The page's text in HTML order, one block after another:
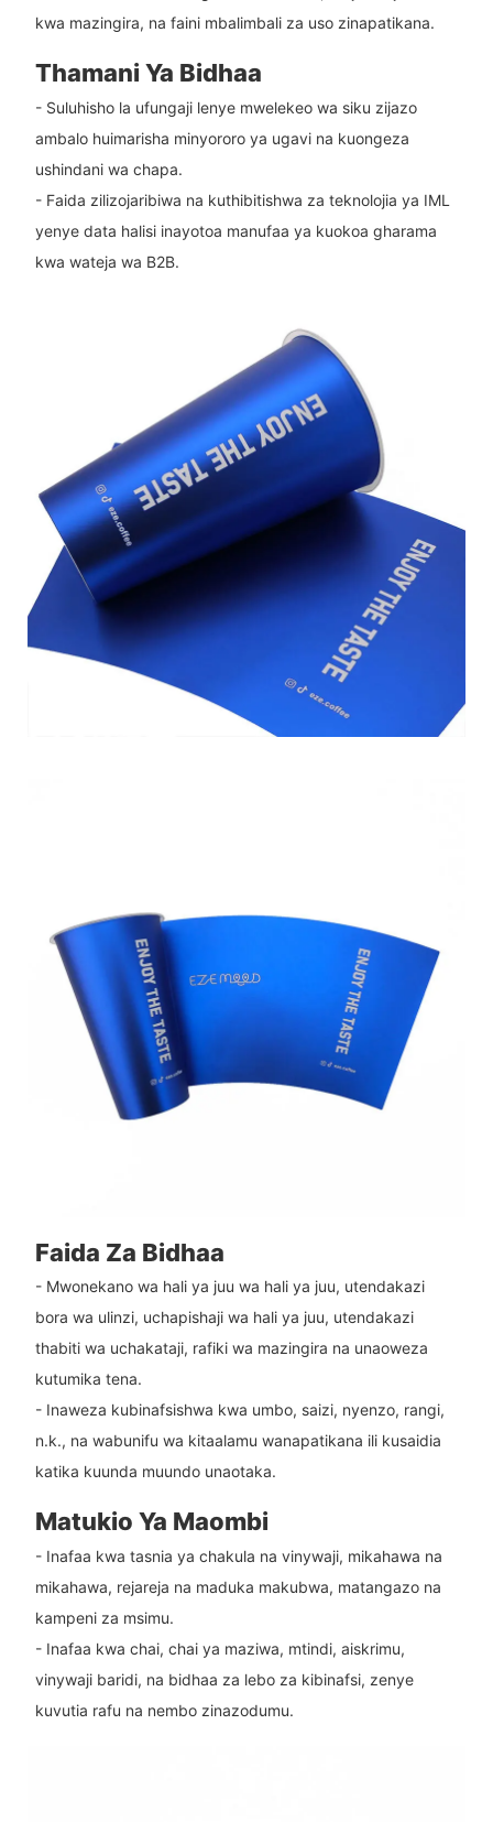
kwa mazingira, na faini mbalimbali za uso zinapatikana.
Thamani Ya Bidhaa
- Suluhisho la ufungaji lenye mwelekeo wa siku zijazo
ambalo huimarisha minyororo ya ugavi na kuongeza
ushindani wa chapa.
- Faida zilizojaribiwa na kuthibitishwa za teknolojia ya IML
yenye data halisi inayotoa manufaa ya kuokoa gharama
kwa wateja wa B2B.
Faida Za Bidhaa
- Mwonekano wa hali ya juu wa hali ya juu, utendakazi
bora wa ulinzi, uchapishaji wa hali ya juu, utendakazi
thabiti wa uchakataji, rafiki wa mazingira na unaoweza
kutumika tena.
- Inaweza kubinafsishwa kwa umbo, saizi, nyenzo, rangi,
n.k., na wabunifu wa kitaalamu wanapatikana ili kusaidia
katika kuunda muundo unaotaka.
Matukio Ya Maombi
- Inafaa kwa tasnia ya chakula na vinywaji, mikahawa na
mikahawa, rejareja na maduka makubwa, matangazo na
kampeni za msimu.
- Inafaa kwa chai, chai ya maziwa, mtindi, aiskrimu,
vinywaji baridi, na bidhaa za lebo za kibinafsi, zenye
kuvutia rafu na nembo zinazodumu.